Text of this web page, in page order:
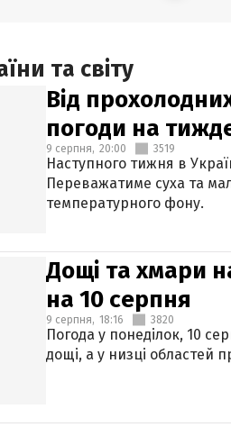
та світу
Від
погоди на
9 серпня, 20:00 3519
Наступного тижня в
Переважатиме суха та
температурного фону.
Дощі та хмари
на 10 серпня
9 серпня, 18:16 3820
Погода у понеділок, 10
дощі, а у низці областей